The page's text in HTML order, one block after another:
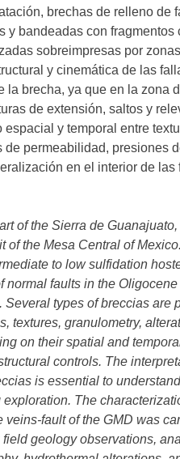
brechas de relleno de
y bandeadas con fragmentos
sobreimpresas por
y cinemática de las
brecha, ya que en la zona
de extensión, saltos y
y temporal entre
permeabilidad, presiones
en el interior de las
of the Sierra de
the Mesa Central of
to low sulfidation
faults in the
types of breccias are
textures, granulometry,
on their spatial and
controls. The
is essential to
The
fault of the GMD was
geology observations,